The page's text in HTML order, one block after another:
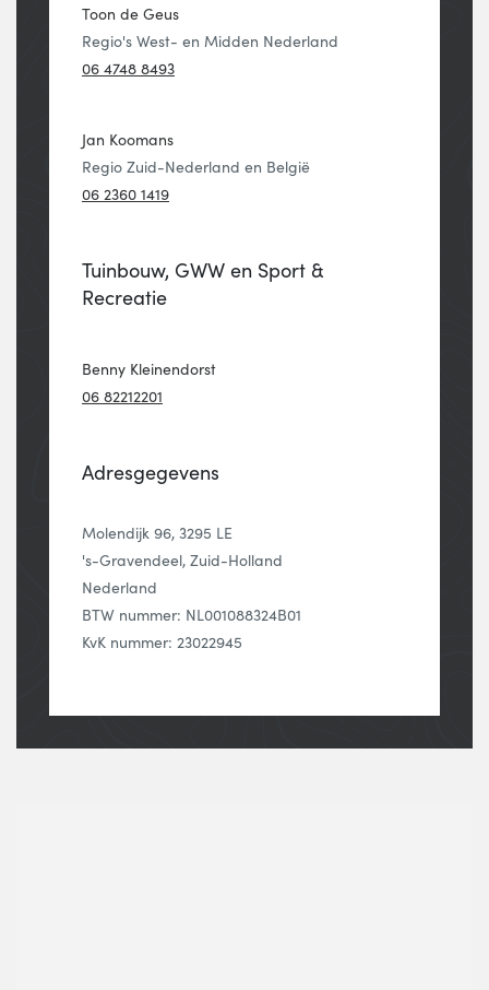
Toon de Geus
Regio's West- en Midden Nederland
06 4748 8493
Jan Koomans
Regio Zuid-Nederland en België
06 2360 1419
Tuinbouw, GWW en Sport &
Recreatie
Benny Kleinendorst
06 82212201
Adresgegevens
Molendijk 96, 3295 LE
's-Gravendeel, Zuid-Holland
Nederland
BTW nummer: NL001088324B01
KvK nummer: 23022945